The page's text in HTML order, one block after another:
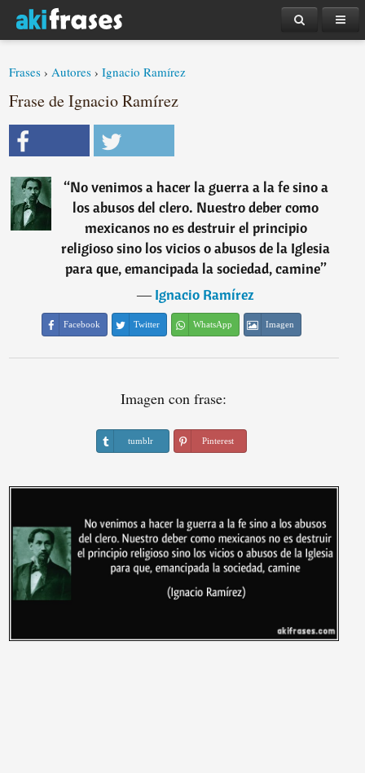
Frases ›Autores ›Ignacio Ramírez
Frase de Ignacio Ramírez
“No venimos a hacer la guerra a la fe sino a
los abusos del clero. Nuestro deber como
mexicanos no es destruir el principio
religioso sino los vicios o abusos de la Iglesia
para que, emancipada la sociedad, camine”
―Ignacio Ramírez
Facebook Twitter WhatsApp Imagen
Imagen con frase:
tumblr Pinterest